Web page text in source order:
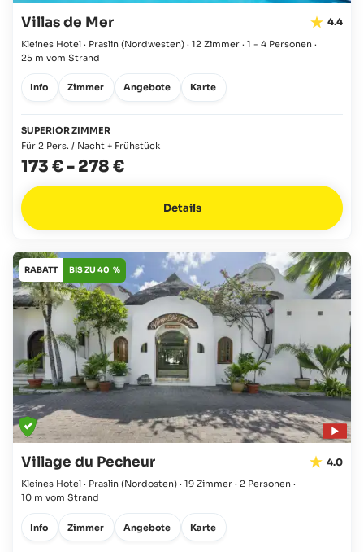
Villas de Mer 4.4
Kleines Hotel · Praslin (Nordwesten) · 12 Zimmer · 1 - 4 Personen ·
25 m vom Strand
Info Zimmer Angebote Karte
SUPERIOR ZIMMER
Für 2 Pers. / Nacht + Frühstück
173 €- 278 €
Details
RABATT BIS ZU 40 %
Village du Pecheur 4.0
Kleines Hotel · Praslin (Nordosten) · 19 Zimmer · 2 Personen ·
10 m vom Strand
Info Zimmer Angebote Karte